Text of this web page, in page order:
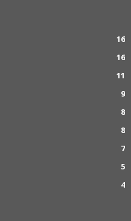
16
16
11
9
8
8
7
5
4